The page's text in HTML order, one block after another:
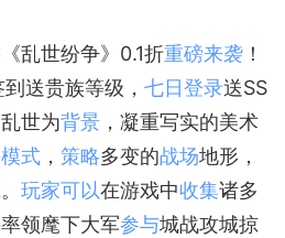
《乱世纷争》0.1折重磅来袭 ！
送贵族等级， 七日登录送SS
世为背景 ，凝重写实的美术
模式 ， 策略多变的战场地形，
。 玩家可以在游戏中收集诸多
率领麾下大军参与城战攻城掠